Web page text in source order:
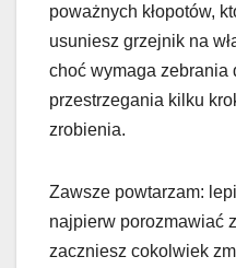
poważnych kłopotów,
usuniesz grzejnik na
choć wymaga zebrania
przestrzegania kilku
zrobienia.
Zawsze powtarzam:
najpierw porozmawiać
zaczniesz cokolwiek